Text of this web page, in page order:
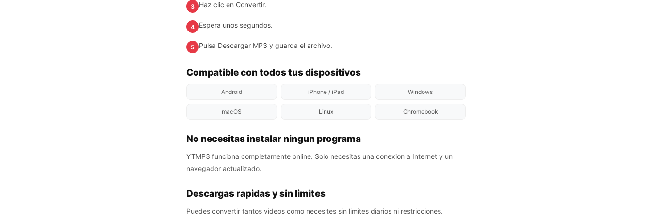
3 Haz clic en Convertir.
4 Espera unos segundos.
5 Pulsa Descargar MP3 y guarda el archivo.
Compatible con todos tus dispositivos
Android iPhone / iPad Windows
macOS Linux Chromebook
No necesitas instalar ningun programa
YTMP3 funciona completamente online. Solo necesitas una conexion a Internet y un
navegador actualizado.
Descargas rapidas y sin limites
Puedes convertir tantos videos como necesites sin limites diarios ni restricciones.